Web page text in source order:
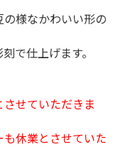
様なかわいい形の
で仕上げます。
せていただきま
休業とさせていた